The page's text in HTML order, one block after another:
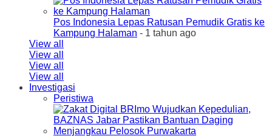
Pos Indonesia Lepas Ratusan Pemudik Gratis ke
Kampung Halaman - 1 tahun ago
View all
View all
View all
View all
Investigasi
Peristiwa